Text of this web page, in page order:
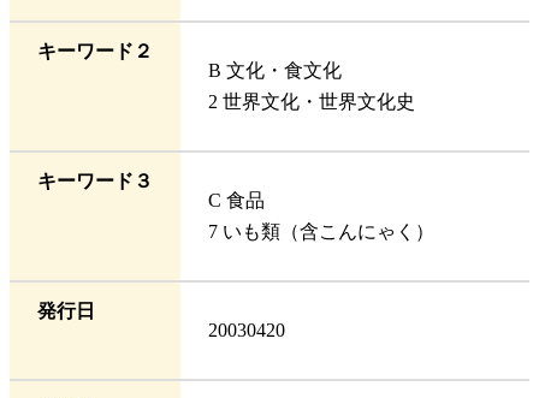
キーワード２
B 文化・食文化
2 世界文化・世界文化史
キーワード３
C 食品
7 いも類（含こんにゃく）
発行日
20030420